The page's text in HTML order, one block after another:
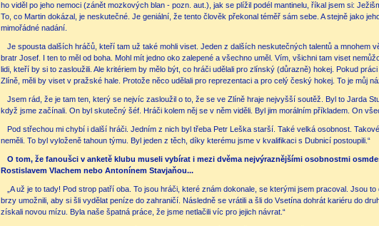
ho viděl po jeho nemoci (zánět mozkových blan - pozn. aut.), jak se plížil podél mantinelu, říkal jsem si:
To, co Martin dokázal, je neskutečné. Je geniální, že tento člověk překonal téměř sám sebe. A stejně jako
mimořádné nadání.
Je spousta dalších hráčů, kteří tam už také mohli viset. Jeden z dalších neskutečných talentů a mnohem
bratr Josef. I ten to měl od boha. Mohl mít jedno oko zalepené a všechno uměl. Vím, všichni tam viset
lidi, kteří by si to zasloužili. Ale kritériem by mělo být, co hráči udělali pro zlínský (důrazně) hokej. Pokud
Zlíně, měli by viset v pražské hale. Protože něco udělali pro reprezentaci a pro celý český hokej. To je můj
Jsem rád, že je tam ten, který se nejvíc zasloužil o to, že se ve Zlíně hraje nejvyšší soutěž. Byl to Jarda
když jsme začínali. On byl skutečný šéf. Hráči kolem něj se v něm viděli. Byl jim morálním příkladem. On
Pod střechou mi chybí i další hráči. Jedním z nich byl třeba Petr Leška starší. Také velká osobnost.
neměli. To byl vyloženě tahoun týmu. Byl jeden z těch, díky kterému jsme v kvalifikaci s Dubnicí postoupili.“
O tom, že fanoušci v anketě klubu museli vybírat i mezi dvěma nejvýraznějšími osobnostmi
Rostislavem Vlachem nebo Antonínem Stavjaňou...
„A už je to tady! Pod strop patří oba. To jsou hráči, které znám dokonale, se kterými jsem pracoval. Jsou
brzy umožnili, aby si šli vydělat peníze do zahraničí. Následně se vrátili a šli do Vsetína dohrát kariéru do
získali novou mízu. Byla naše špatná práce, že jsme netlačili víc pro jejich návrat.“